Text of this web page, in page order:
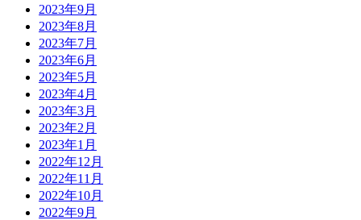
2023年9月
2023年8月
2023年7月
2023年6月
2023年5月
2023年4月
2023年3月
2023年2月
2023年1月
2022年12月
2022年11月
2022年10月
2022年9月